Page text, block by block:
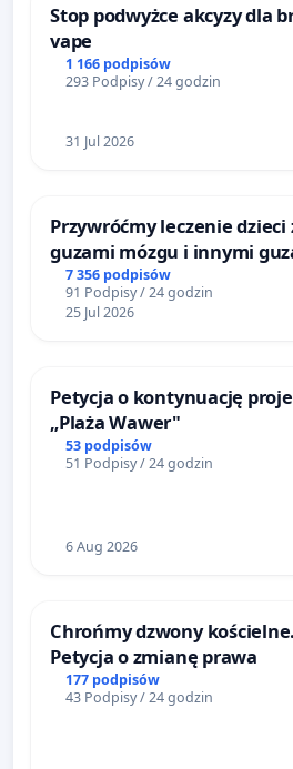
Stop podwyżce akcyzy dla
vape
1 166 podpisów
293 Podpisy / 24 godzin
31 Jul 2026
Przywróćmy leczenie dzieci
guzami mózgu i innymi
litymi do Górnośląskiego
Centrum Zdrowia Dziecka w
Katowicach
7 356 podpisów
91 Podpisy / 24 godzin
25 Jul 2026
Petycja o kontynuację
„Plaża Wawer"
53 podpisów
51 Podpisy / 24 godzin
6 Aug 2026
Chrońmy dzwony kościelne.
Petycja o zmianę prawa
177 podpisów
43 Podpisy / 24 godzin